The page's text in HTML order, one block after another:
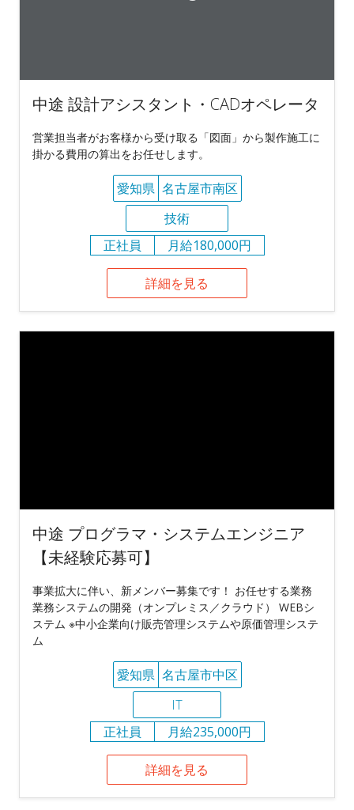
中途 設計アシスタント・CADオペレータ
営業担当者がお客様から受け取る「図面」から製作施工に
掛かる費用の算出をお任せします。
愛知県 名古屋市南区
技術
正社員
月給180,000円
詳細を見る
中途 プログラマ・システムエンジニア
【未経験応募可】
事業拡大に伴い、新メンバー募集です！ お任せする業務
業務システムの開発（オンプレミス／クラウド） WEBシ
ステム ※中小企業向け販売管理システムや原価管理システ
ム
愛知県 名古屋市中区
IT
正社員
月給235,000円
詳細を見る